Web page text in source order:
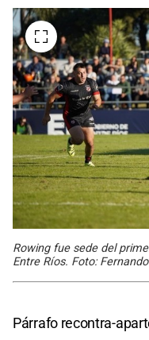
Rowing fue sede del
Entre Ríos. Foto:
Párrafo recontra-